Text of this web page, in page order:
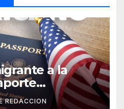
a la
2026
REDACCION